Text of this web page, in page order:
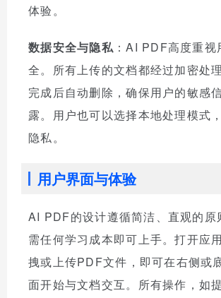
体验。
数据安全与隐私：AI PDF高度重视
全。所有上传的文档都经过加密处
完成后自动删除，确保用户的敏感
露。用户也可以选择本地处理模式
隐私。
用户界面与体验
AI PDF的设计遵循简洁、直观的原
需任何学习成本即可上手。打开应
拽或上传PDF文件，即可在右侧或
面开始与文档交互。所有操作，如